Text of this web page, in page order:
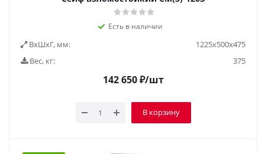
Есть в наличии
ВxШxГ, мм:
1225x500x475
Вес, кг:
375
142 650₽/шт
В корзину